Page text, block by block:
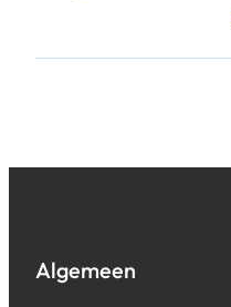
Algemeen